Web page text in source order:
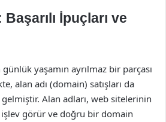
Başarılı İpuçları ve
yaşamın ayrılmaz bir parçası
alan adı (domain) satışları da
Alan adları, web sitelerinin
görür ve doğru bir domain